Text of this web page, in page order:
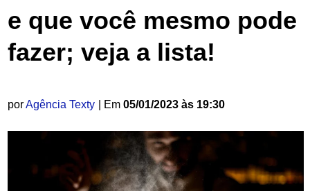
e que você mesmo pode
fazer; veja a lista!
porAgência Texty | Em 05/01/2023 às 19:30